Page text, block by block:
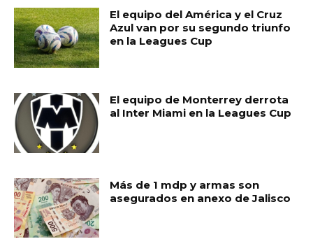
El equipo del América y el Cruz
Azul van por su segundo triunfo
en la Leagues Cup
El equipo de Monterrey derrota
al Inter Miami en la Leagues Cup
Más de 1 mdp y armas son
asegurados en anexo de Jalisco